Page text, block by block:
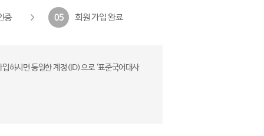
증 05 회원 가입 완료
하시면 동일한 계정(ID)으로 ‘표준국어대사